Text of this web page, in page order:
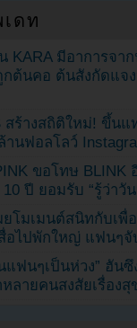
ดท
KARA มีอาการจ
กต้นคอ ต้นสังกัดแจ
สร้างสถิติใหม่! ขึ้นแ
านฟอลโลว์
ขอโทษ BLINK
ปี ยอมรับ “รู้ว่าวั
ยโมเมนต์สนิทกับเพื่
อไปพักใหญ่ แฟนๆจั
แฟนๆเป็นห่วง” ฮันซึ
ลายคนสงสัยเรื่องสุ